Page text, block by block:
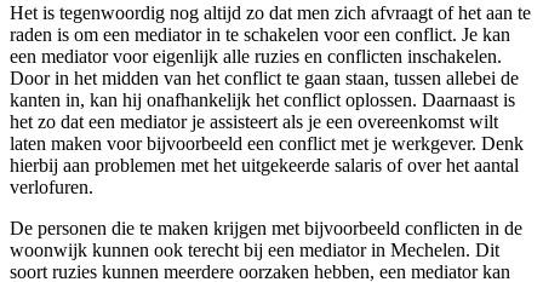
Het is tegenwoordig nog altijd zo dat men zich afvraagt of het aan te
raden is om een mediator in te schakelen voor een conflict. Je kan
een mediator voor eigenlijk alle ruzies en conflicten inschakelen.
Door in het midden van het conflict te gaan staan, tussen allebei de
kanten in, kan hij onafhankelijk het conflict oplossen. Daarnaast is
het zo dat een mediator je assisteert als je een overeenkomst wilt
laten maken voor bijvoorbeeld een conflict met je werkgever. Denk
hierbij aan problemen met het uitgekeerde salaris of over het aantal
verlofuren.
De personen die te maken krijgen met bijvoorbeeld conflicten in de
woonwijk kunnen ook terecht bij een mediator in Mechelen. Dit
soort ruzies kunnen meerdere oorzaken hebben, een mediator kan